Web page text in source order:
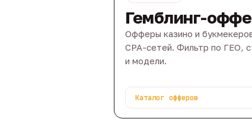
Гемблинг-
Офферы казино и
CPA-сетей. Фильтр по ГЕО,
и модели.
Каталог офферов